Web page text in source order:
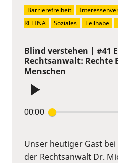
Blind verstehen | #41
Rechtsanwalt: Rechte
Menschen
00:00
Unser heutiger Gast
der Rechtsanwalt Dr.
Barrierefreiheit
RETINA
Soziales Teilhabe